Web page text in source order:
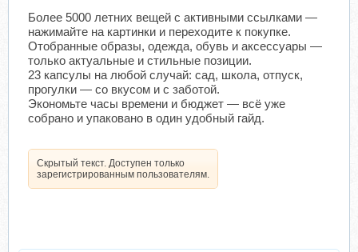
Более 5000 летних вещей с активными ссылками —
нажимайте на картинки и переходите к покупке.
Отобранные образы, одежда, обувь и аксессуары —
только актуальные и стильные позиции.
23 капсулы на любой случай: сад, школа, отпуск,
прогулки — со вкусом и с заботой.
Экономьте часы времени и бюджет — всё уже
собрано и упаковано в один удобный гайд.
Скрытый текст. Доступен только
зарегистрированным пользователям.